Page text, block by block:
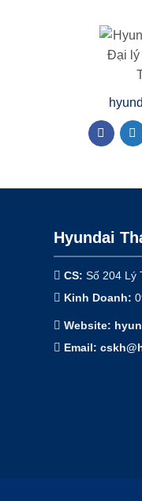
Hyundai
CS: Số 204 Lý
Kinh Doanh:
Website:
Email: